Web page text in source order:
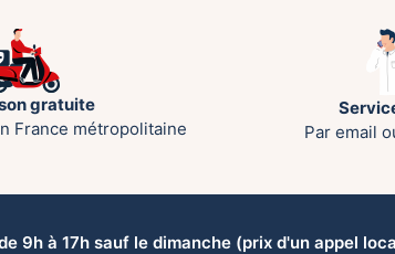
gratuite
France métropolitaine
Par email
9h à 17h sauf le dimanche (prix d'un appel